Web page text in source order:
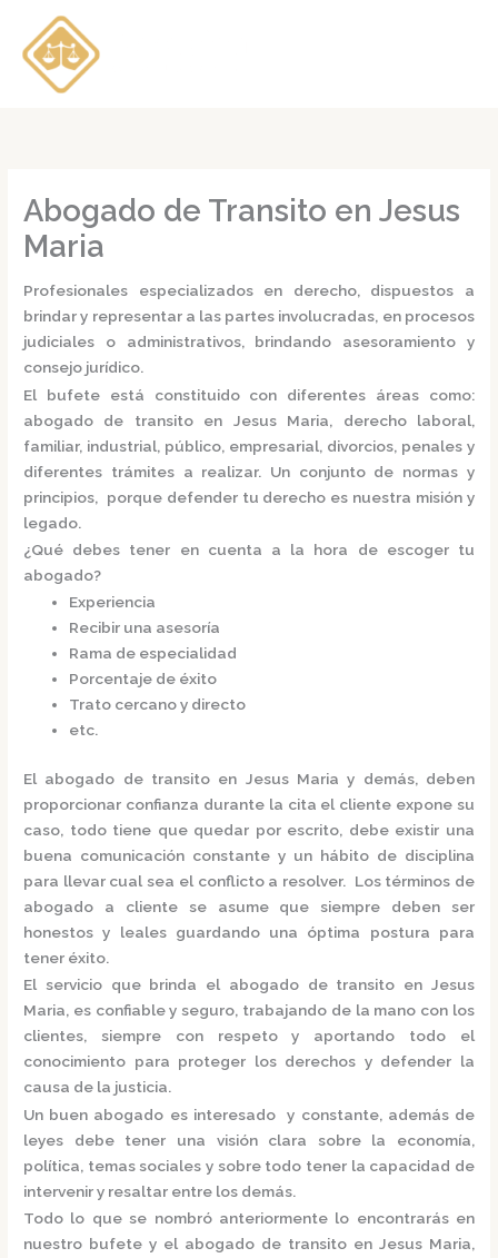
contenido
Abogado de Transito en Jesus
Maria
Profesionales especializados en derecho, dispuestos a
brindar y representar a las partes involucradas, en procesos
judiciales o administrativos, brindando asesoramiento y
consejo jurídico.
El bufete está constituido con diferentes áreas como:
abogado de transito en Jesus Maria, derecho laboral,
familiar, industrial, público, empresarial, divorcios, penales y
diferentes trámites a realizar. Un conjunto de normas y
principios, porque defender tu derecho es nuestra misión y
legado.
¿Qué debes tener en cuenta a la hora de escoger tu
abogado?
Experiencia
Recibir una asesoría
Rama de especialidad
Porcentaje de éxito
Trato cercano y directo
etc.
El abogado de transito en Jesus Mariay demás, deben
proporcionar confianza durante la cita el cliente expone su
caso, todo tiene que quedar por escrito, debe existir una
buena comunicación constante y un hábito de disciplina
para llevar cual sea el conflicto a resolver. Los términos de
abogado a cliente se asume que siempre deben ser
honestos y leales guardando una óptima postura para
tener éxito.
El servicio que brinda el abogado de transito en Jesus
Maria, es confiable y seguro, trabajando de la mano con los
clientes, siempre con respeto y aportando todo el
conocimiento para proteger los derechos y defender la
causa de la justicia.
Un buen abogado es interesado y constante, además de
leyes debe tener una visión clara sobre la economía,
política, temas sociales y sobre todo tener la capacidad de
intervenir y resaltar entre los demás.
Todo lo que se nombró anteriormente lo encontrarás en
nuestro bufete y el abogado de transito en Jesus Maria,